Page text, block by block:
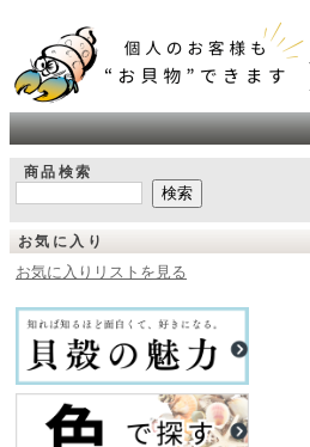
商品検索
お気に入り
お気に入りリストを見る